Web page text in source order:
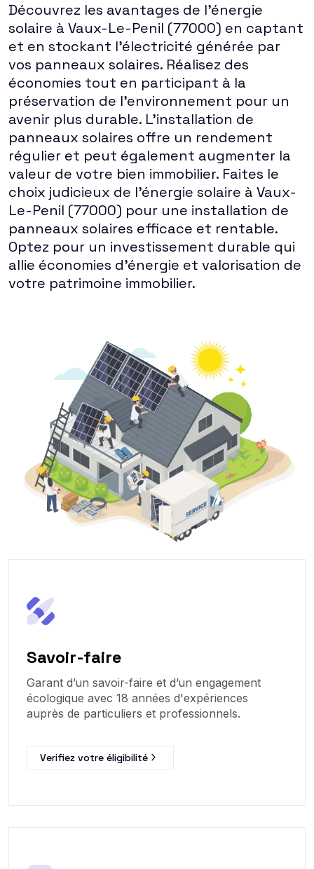
Découvrez les avantages de l'énergie
solaire à Vaux-Le-Penil (77000) en captant
et en stockant l'électricité générée par
vos panneaux solaires. Réalisez des
économies tout en participant à la
préservation de l'environnement pour un
avenir plus durable. L'installation de
panneaux solaires offre un rendement
régulier et peut également augmenter la
valeur de votre bien immobilier. Faites le
choix judicieux de l'énergie solaire à Vaux-
Le-Penil (77000) pour une installation de
panneaux solaires efficace et rentable.
Optez pour un investissement durable qui
allie économies d'énergie et valorisation de
votre patrimoine immobilier.
Savoir-faire
Garant d’un savoir-faire et d’un engagement
écologique avec 18 années d'expériences
auprès de particuliers et professionnels.
Verifiez votre éligibilité